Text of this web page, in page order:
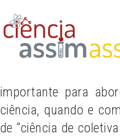
importante para
ciência, quando e
de “ciência de